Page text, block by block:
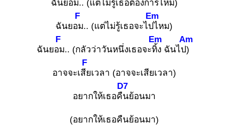
ฉันยอม.. (แต่ไม่รู้เธอต้องการไหม)
ฉันยอม
F
.. (แต่ไม่รู้เธอจะไปไ
Em
หม)
ฉันยอม
F
.. (กลัวว่าวันหนึ่งเธอจะทิ้ง
Em
ฉันไป)
Am
อาจจะเสีย
F
เวลา (อาจจะเสียเวลา)
อยากให้เธอคืน
D7
ย้อนมา
(อยากให้เธอคืนย้อนมา)